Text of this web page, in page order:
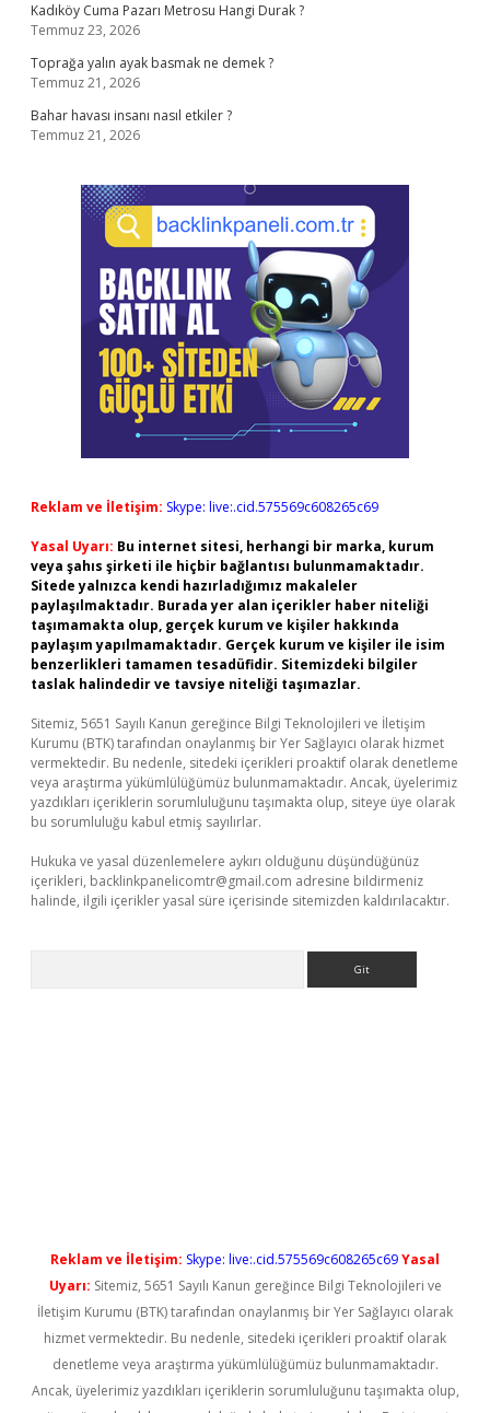
Kadıköy Cuma Pazarı Metrosu Hangi Durak ?
Temmuz 23, 2026
Toprağa yalın ayak basmak ne demek ?
Temmuz 21, 2026
Bahar havası insanı nasıl etkiler ?
Temmuz 21, 2026
Reklam ve İletişim: Skype: live:.cid.575569c608265c69
Yasal Uyarı: Bu internet sitesi, herhangi bir marka, kurum
veya şahıs şirketi ile hiçbir bağlantısı bulunmamaktadır.
Sitede yalnızca kendi hazırladığımız makaleler
paylaşılmaktadır. Burada yer alan içerikler haber niteliği
taşımamakta olup, gerçek kurum ve kişiler hakkında
paylaşım yapılmamaktadır. Gerçek kurum ve kişiler ile isim
benzerlikleri tamamen tesadüfidir. Sitemizdeki bilgiler
taslak halindedir ve tavsiye niteliği taşımazlar.
Sitemiz, 5651 Sayılı Kanun gereğince Bilgi Teknolojileri ve İletişim
Kurumu (BTK) tarafından onaylanmış bir Yer Sağlayıcı olarak hizmet
vermektedir. Bu nedenle, sitedeki içerikleri proaktif olarak denetleme
veya araştırma yükümlülüğümüz bulunmamaktadır. Ancak, üyelerimiz
yazdıkları içeriklerin sorumluluğunu taşımakta olup, siteye üye olarak
bu sorumluluğu kabul etmiş sayılırlar.
Hukuka ve yasal düzenlemelere aykırı olduğunu düşündüğünüz
içerikleri, backlinkpanelicomtr@gmail.com adresine bildirmeniz
halinde, ilgili içerikler yasal süre içerisinde sitemizden kaldırılacaktır.
Reklam ve İletişim: Skype: live:.cid.575569c608265c69Yasal
Uyarı: Sitemiz, 5651 Sayılı Kanun gereğince Bilgi Teknolojileri ve
İletişim Kurumu (BTK) tarafından onaylanmış bir Yer Sağlayıcı olarak
hizmet vermektedir. Bu nedenle, sitedeki içerikleri proaktif olarak
denetleme veya araştırma yükümlülüğümüz bulunmamaktadır.
Ancak, üyelerimiz yazdıkları içeriklerin sorumluluğunu taşımakta olup,